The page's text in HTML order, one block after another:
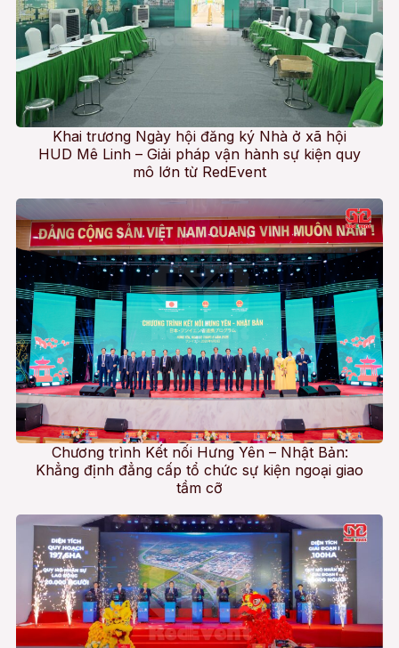
Khai trương Ngày hội đăng ký Nhà ở xã hội
HUD Mê Linh – Giải pháp vận hành sự kiện quy
mô lớn từ RedEvent
Chương trình Kết nối Hưng Yên – Nhật Bản:
Khẳng định đẳng cấp tổ chức sự kiện ngoại giao
tầm cỡ